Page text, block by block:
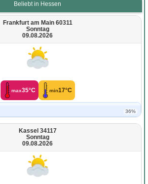
Beliebt in Hessen
Frankfurt am Main 60311
Sonntag
09.08.2026
max35°C min17°C
36%
Kassel 34117
Sonntag
09.08.2026